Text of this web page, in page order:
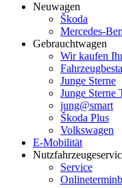
Neuwagen
Škoda
Mercedes-
Gebrauchtwagen
Wir kaufen
Junge Sterne
Junge Sterne
jung@smart
Škoda Plus
Volkswagen
E-Mobilität
Service